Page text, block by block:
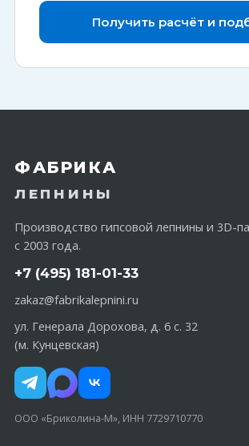
Получить расчёт и
ФАБРИКА
ЛЕПНИНЫ
Производство гипсовой лепнины и 3D-
с 2003 года.
+7 (495) 181-01-33
zakaz@fabrikalepnini.ru
ул. Генерала Дорохова, д. 6 с. 32
(м. Кунцевская)
ООО «Бриколина-М», ИНН 7729710770